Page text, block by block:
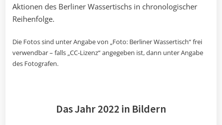
Aktionen des Berliner Wassertischs in chronologischer
Reihenfolge.
Die Fotos sind unter Angabe von „Foto: Berliner Wassertisch“ frei
verwendbar – falls „CC-Lizenz“ angegeben ist, dann unter Angabe
des Fotografen.
Das Jahr 2022 in Bildern